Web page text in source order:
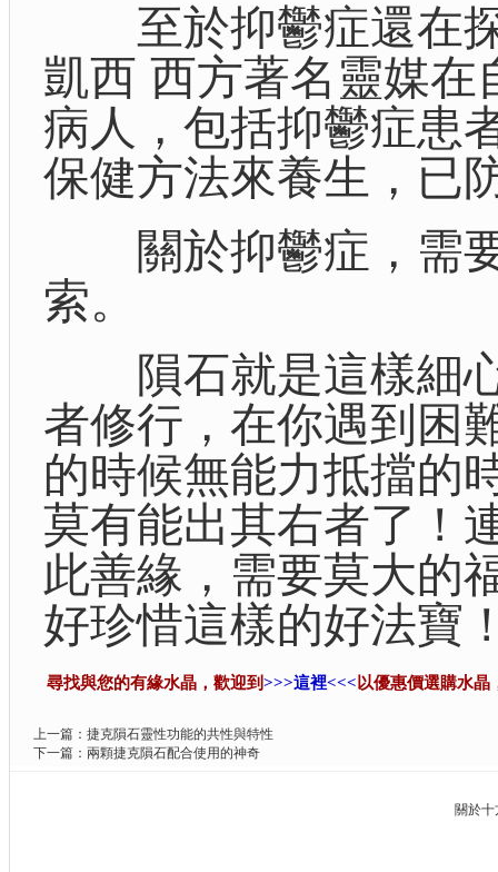
至於抑鬱症還在探
凱西 西方著名靈媒在
病人，包括抑鬱症患
保健方法來養生，已
關於抑鬱症，需要
索。
隕石就是這樣細心
者修行，在你遇到困
的時候無能力抵擋的
莫有能出其右者了！
此善緣，需要莫大的
好珍惜這樣的好法寶
尋找與您的有緣水晶，歡迎到>>>這裡<<< 以優惠價選購水
上一篇： 捷克隕石靈性功能的共性與特性
下一篇： 兩顆捷克隕石配合使用的神奇
關於